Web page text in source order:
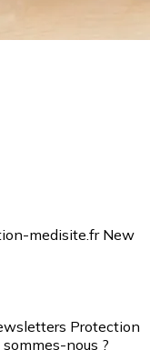
medisite.fr New
Protection
sommes-nous ?